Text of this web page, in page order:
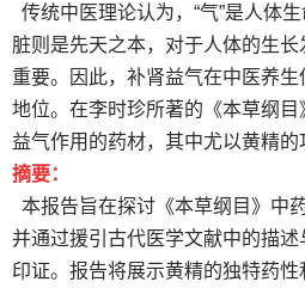
传统中医理论认为，“气”是人体
脏则是先天之本，对于人体的生
重要。因此，补肾益气在中医养
地位。在李时珍所著的《本草纲
益气作用的药材，其中尤以黄精的
摘要：
本报告旨在探讨《本草纲目》中
并通过援引古代医学文献中的描
印证。报告将展示黄精的独特药性